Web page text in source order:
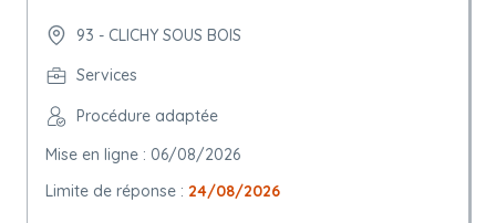
93 - CLICHY SOUS BOIS
Services
Procédure adaptée
Mise en ligne : 06/08/2026
Limite de réponse : 24/08/2026